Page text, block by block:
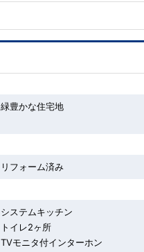
緑豊かな住宅地
リフォーム済み
システムキッチン
トイレ2ヶ所
TVモニタ付インターホン